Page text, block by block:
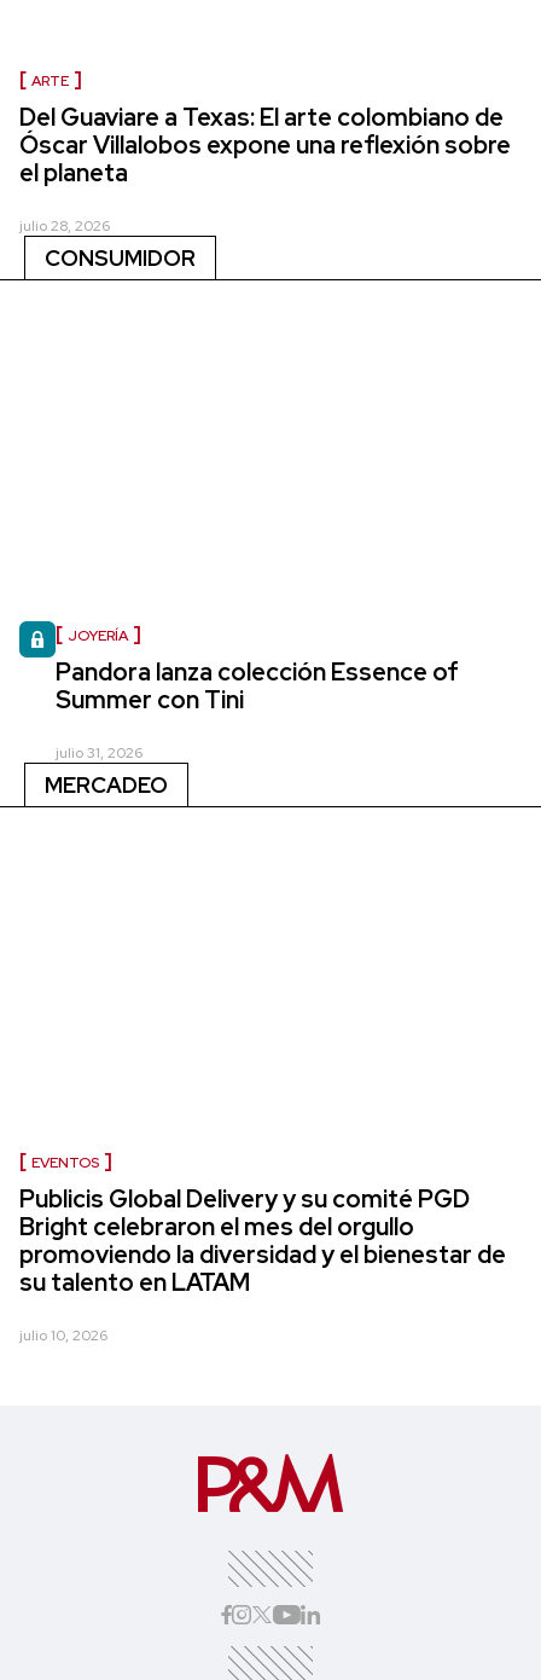
ARTE
Del Guaviare a Texas: El arte colombiano de
Óscar Villalobos expone una reflexión sobre
el planeta
julio 28, 2026
CONSUMIDOR
JOYERÍA
Pandora lanza colección Essence of
Summer con Tini
julio 31, 2026
MERCADEO
EVENTOS
Publicis Global Delivery y su comité PGD
Bright celebraron el mes del orgullo
promoviendo la diversidad y el bienestar de
su talento en LATAM
julio 10, 2026